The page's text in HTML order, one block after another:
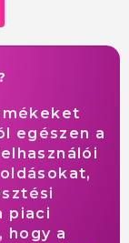
egészen a
piaci
hogy a